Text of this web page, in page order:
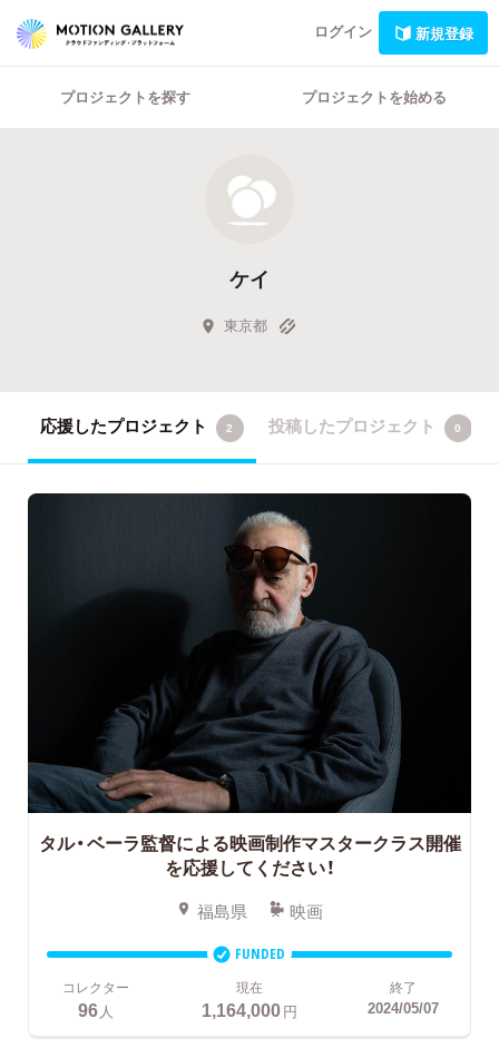
ログイン 新規登録
プロジェクトを探す プロジェクトを始める
ケイ
東京都
応援したプロジェクト 2 投稿したプロジェクト 0
タル・ベーラ監督による映画制作マスタークラス開催
を応援してください！
福島県 映画
FUNDED
コレクター
96 人
現在
1,164,000円
終了
2024/05/07